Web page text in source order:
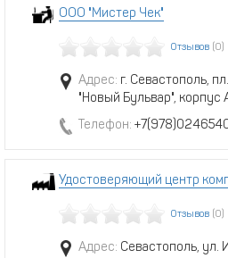
ООО "Мистер Чек"
Отзывов (0)
Адрес: г. Севастополь,
"Новый Бульвар",
Телефон:
Удостоверяющий центр
Отзывов (0)
Адрес: Севастополь, ул.